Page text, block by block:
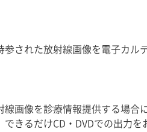
された放射線画像を電子カル
線画像を診療情報提供する場合
きるだけCD・DVDでの出力を